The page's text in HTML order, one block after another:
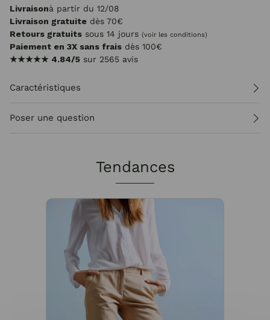
Livraisonà partir du 12/08
Livraison gratuite dès 70€
Retours gratuits sous 14 jours (voir les conditions)
Paiement en 3X sans frais dès 100€
★★★★★ 4.84/5 sur 2565 avis
Caractéristiques
Poser une question
Tendances